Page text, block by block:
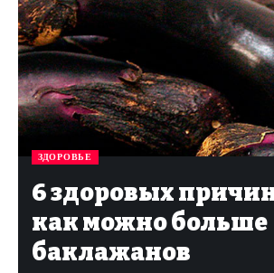
ЗДОРОВЬЕ
6 здоровых
как можно больше
баклажанов